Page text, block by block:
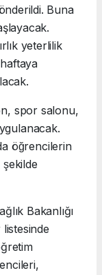
Buna
yeterlilik
spor salonu,
öğrencilerin
Bakanlığı